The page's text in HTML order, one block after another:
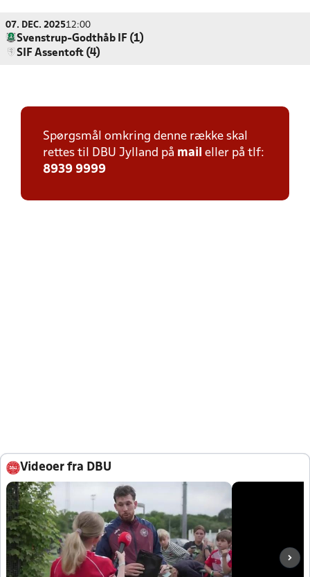
07. DEC. 202512:00
Svenstrup-Godthåb IF (1)
SIF Assentoft (4)
Spørgsmål omkring denne række skal
rettes til DBU Jylland på mail eller på tlf:
8939 9999
Videoer fra DBU